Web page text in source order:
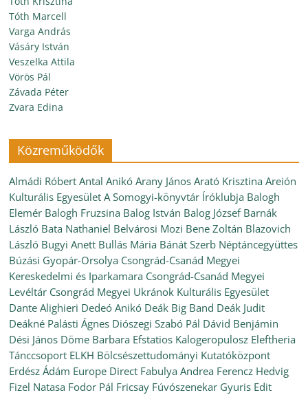
Tóth Marcell
Varga András
Vásáry István
Veszelka Attila
Vörös Pál
Závada Péter
Zvara Edina
Közreműködők
Almádi Róbert Antal Anikó Arany János Arató Krisztina Areión
Kulturális Egyesület A Somogyi-könyvtár Íróklubja Balogh
Elemér Balogh Fruzsina Balog István Balog József Barnák
László Bata Nathaniel Belvárosi Mozi Bene Zoltán Blazovich
László Bugyi Anett Bullás Mária Bánát Szerb Néptáncegyüttes
Búzási Gyopár-Orsolya Csongrád-Csanád Megyei
Kereskedelmi és Iparkamara Csongrád-Csanád Megyei
Levéltár Csongrád Megyei Ukránok Kulturális Egyesület
Dante Alighieri Dedeó Anikó Deák Big Band Deák Judit
Deákné Palásti Ágnes Diószegi Szabó Pál Dávid Benjámin
Dési János Döme Barbara Efstatios Kalogeropulosz Eleftheria
Tánccsoport ELKH Bölcsészettudományi Kutatóközpont
Erdész Ádám Europe Direct Fabulya Andrea Ferencz Hedvig
Fizel Natasa Fodor Pál Fricsay Fúvószenekar Gyuris Edit